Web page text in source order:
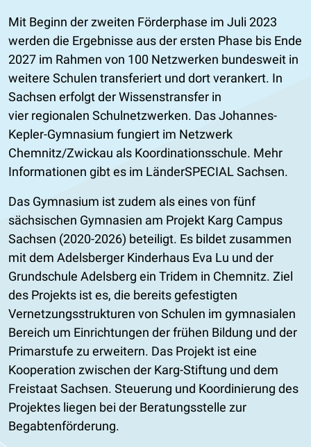
Mit Beginn der zweiten Förderphase im Juli 2023
werden die Ergebnisse aus der ersten Phase bis Ende
2027 im Rahmen von 100 Netzwerken bundesweit in
weitere Schulen transferiert und dort verankert. In
Sachsen erfolgt der Wissenstransfer in
vier regionalen Schulnetzwerken. Das Johannes-
Kepler-Gymnasium fungiert im Netzwerk
Chemnitz/Zwickau als Koordinationsschule. Mehr
Informationen gibt es im LänderSPECIAL Sachsen.
Das Gymnasium ist zudem als eines von fünf
sächsischen Gymnasien am Projekt Karg Campus
Sachsen (2020-2026) beteiligt. Es bildet zusammen
mit dem Adelsberger Kinderhaus Eva Lu und der
Grundschule Adelsberg ein Tridem in Chemnitz. Ziel
des Projekts ist es, die bereits gefestigten
Vernetzungsstrukturen von Schulen im gymnasialen
Bereich um Einrichtungen der frühen Bildung und der
Primarstufe zu erweitern. Das Projekt ist eine
Kooperation zwischen der Karg-Stiftung und dem
Freistaat Sachsen. Steuerung und Koordinierung des
Projektes liegen bei der Beratungsstelle zur
Begabtenförderung.